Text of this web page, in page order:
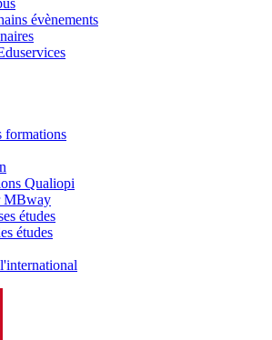
évènements
formations
Qualiopi
MBway
études
études